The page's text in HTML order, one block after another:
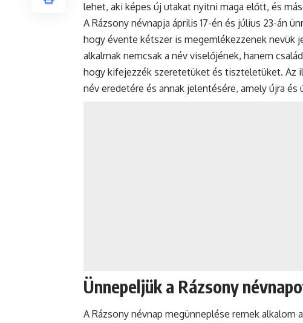
lehet, aki képes új utakat nyitni maga előtt, és
A Rázsony névnapja április 17-én és július 23-án
hogy évente kétszer is megemlékezzenek nevük
alkalmak nemcsak a név viselőjének, hanem
hogy kifejezzék szeretetüket és tiszteletüket. Az
név eredetére és annak jelentésére, amely újra
Ünnepeljük a Rázsony
A Rázsony névnap megünneplése remek alkalom